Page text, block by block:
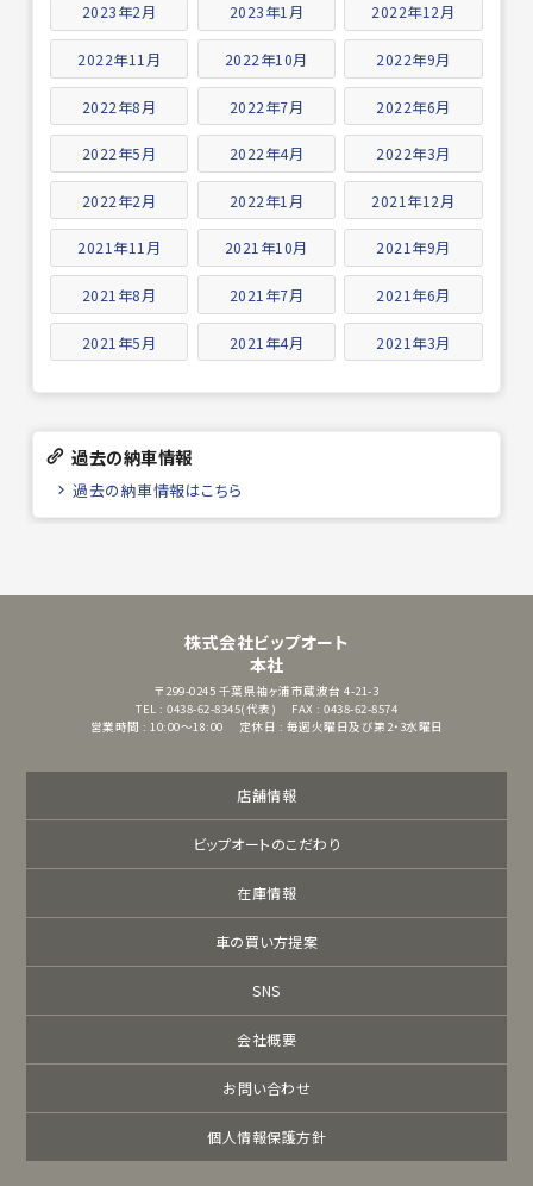
2023年2月 2023年1月 2022年12月
2022年11月 2022年10月 2022年9月
2022年8月 2022年7月 2022年6月
2022年5月 2022年4月 2022年3月
2022年2月 2022年1月 2021年12月
2021年11月 2021年10月 2021年9月
2021年8月 2021年7月 2021年6月
2021年5月 2021年4月 2021年3月
過去の納車情報
過去の納車情報はこちら
株式会社ビップオート
本社
〒299-0245 千葉県袖ヶ浦市蔵波台 4-21-3
TEL : 0438-62-8345(代表)
FAX : 0438-62-8574
営業時間 : 10:00～18:00
定休日 : 毎週火曜日及び第2・3水曜日
店舗情報
ビップオートのこだわり
在庫情報
車の買い方提案
SNS
会社概要
お問い合わせ
個人情報保護方針